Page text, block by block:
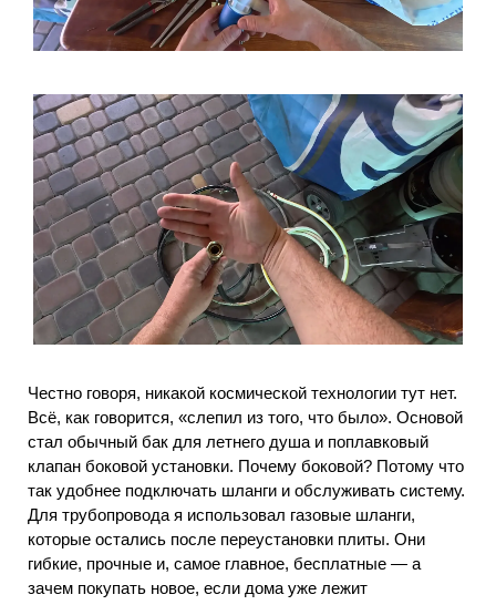
Честно говоря, никакой космической технологии тут нет.
Всё, как говорится, «слепил из того, что было». Основой
стал обычный бак для летнего душа и поплавковый
клапан боковой установки. Почему боковой? Потому что
так удобнее подключать шланги и обслуживать систему.
Для трубопровода я использовал газовые шланги,
которые остались после переустановки плиты. Они
гибкие, прочные и, самое главное, бесплатные — а
зачем покупать новое, если дома уже лежит